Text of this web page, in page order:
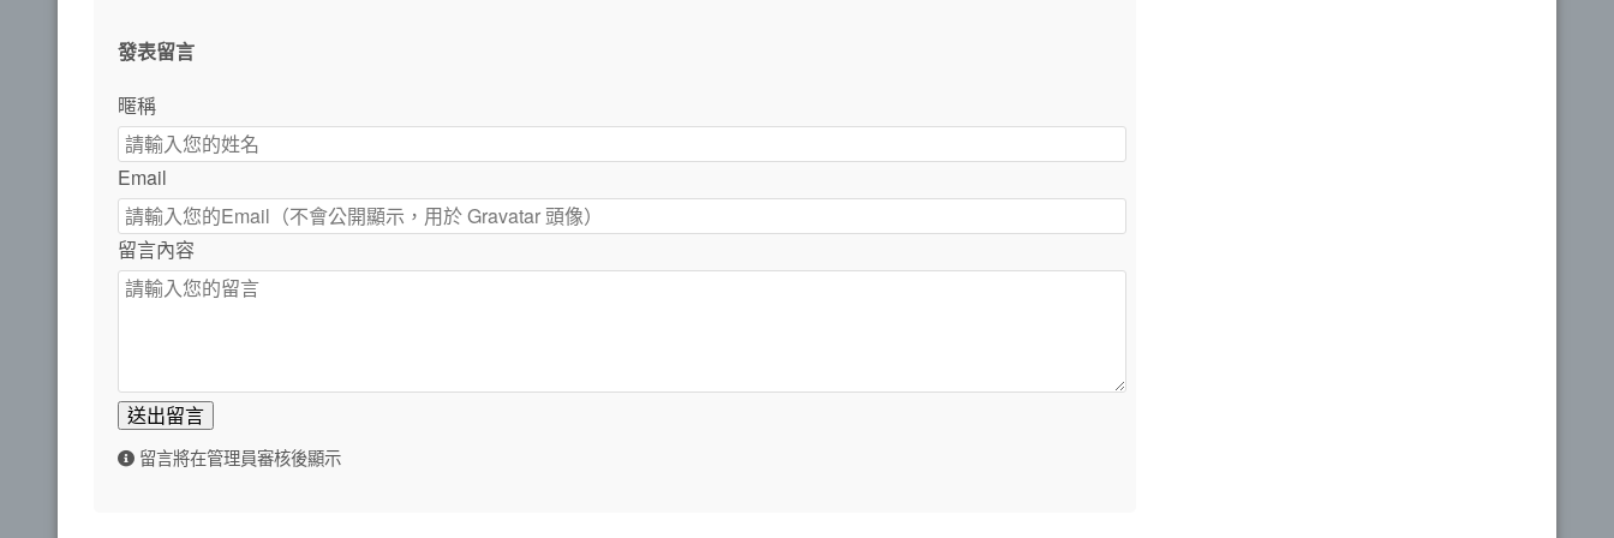
發表留言
暱稱
Email
留言內容
送出留言
留言將在管理員審核後顯示